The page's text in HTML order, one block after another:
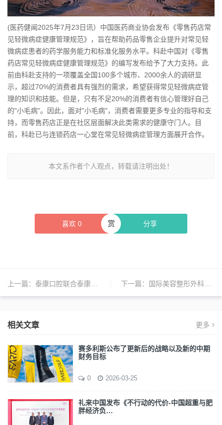
(医药健闻2025年7月23日讯）中国医药商业协会发布《零售药店常
见轻微病症健康管理规范》，旨在帮助药品零售企业提升对常见轻
微病症患者的药学服务能力和标准化服务水平。科赴中国对《零售
药店常见轻微病症健康管理规范》的编写发布给予了大力支持。此
前由科赴支持的一项覆盖全国100多个城市、2000余人的调研显
示，超过70%的消费者具有强烈的需求，希望获得常见轻微病症管
理的知识和技能。但是，只有不足20%的消费者有信心管理好自己
的"小毛病"。因此，面对"小毛病"，消费者需要更多专业的指导和支
持，而零售药店正是在社区层面解决此类需求的健康守门人。目
前，科赴已与连锁药店一心堂在常见轻微病症管理方面展开合作。
本文系作者个人观点，转载请注明出处！
喜欢 0 分享
赏
上一篇： 泰康口腔联合泰康在线发布《2025长寿时代安心种牙白皮书》 下一篇： 国际美容整形外科学会发布年度全球美容/美容手术调查结果
相关文章 更多
赛多利斯公布了更新后的战略以及新的中期
财务目标
0 2026-03-25
礼来中国发布《不行动的代价-中国超重与肥
胖经济负…